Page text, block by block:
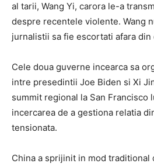
al tarii, Wang Yi, carora le-a
despre recentele violente. Wang
jurnalistii sa fie escortati afara din
Cele doua guverne incearca sa
intre presedintii Joe Biden si Xi
summit regional la San Francisco
incercarea de a gestiona relatia
tensionata.
China a sprijinit in mod traditional